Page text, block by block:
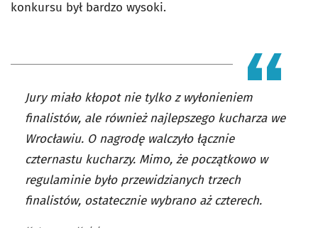
konkursu był bardzo wysoki.
Jury miało kłopot nie tylko z wyłonieniem
finalistów, ale również najlepszego kucharza we
Wrocławiu. O nagrodę walczyło łącznie
czternastu kucharzy. Mimo, że początkowo w
regulaminie było przewidzianych trzech
finalistów, ostatecznie wybrano aż czterech.